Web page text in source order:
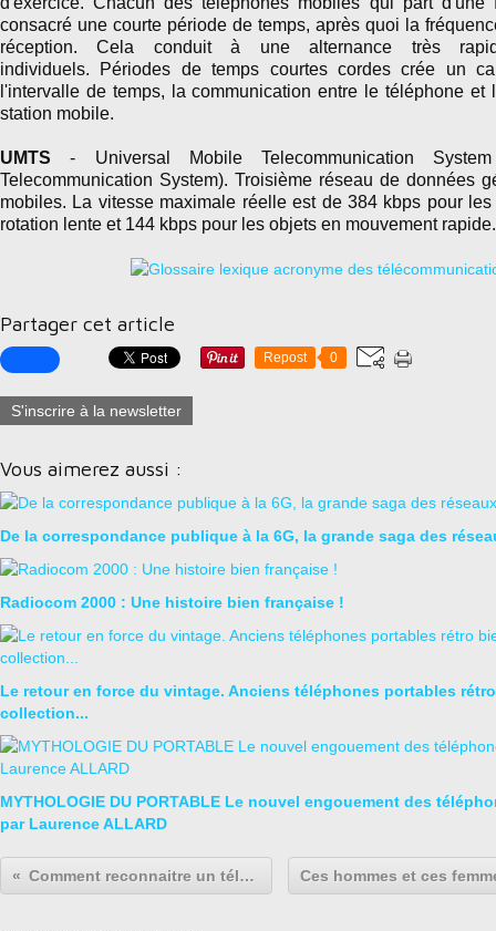
consacré une courte période de temps, après quoi la
réception. Cela conduit à une alternance très
individuels. Périodes de temps courtes cordes crée un
l'intervalle de temps, la communication entre le téléphone et
station mobile.
UMTS - Universal Mobile Telecommunication
Telecommunication System). Troisième réseau de données
mobiles. La vitesse maximale réelle est de 384 kbps pour
rotation lente et 144 kbps pour les objets en mouvement rapide.
Partager cet article
Repost 0
S'inscrire à la newsletter
Vous aimerez aussi :
De la correspondance publique à la 6G, la grande saga des
Radiocom 2000 : Une histoire bien française !
Le retour en force du vintage. Anciens téléphones portables
collection...
MYTHOLOGIE DU PORTABLE Le nouvel engouement des
par Laurence ALLARD
Comment reconnaitre un téléphone Sony Ericsson. Classification et numéro de série